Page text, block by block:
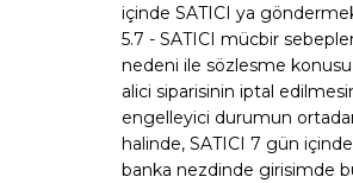
içinde SATICI ya
5.7 - SATICI mücbir
nedeni ile sözlesme
alici siparisinin iptal
engelleyici durumun
halinde, SATICI 7 gün
banka nezdinde girisimde